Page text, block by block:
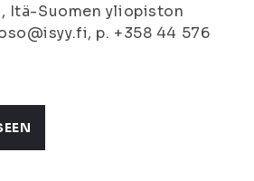
Itä-Suomen yliopiston
p. +358 44 576